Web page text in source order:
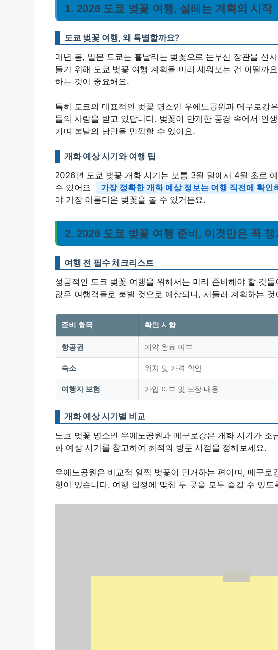
1. 2026 도쿄 벚꽃 여행, 설레는 계획의 시작
도쿄 벚꽃 여행, 왜 특별할까요?
매년 봄, 일본 도쿄는 흩날리는 벚꽃으로 눈부신 장관을 선
들기 위해 도쿄 벚꽃 여행 계획을 미리 세워보는 건 어떨까
하는 것이 중요해요.
특히 도쿄의 대표적인 벚꽃 명소인 우에노공원과 메구로강
들의 사랑을 받고 있답니다. 벚꽃이 만개한 풍경 속에서 인
기며 봄날의 낭만을 만끽할 수 있어요.
개화 예상 시기와 여행 팁
2026년 도쿄 벚꽃 개화 시기는 보통 3월 말에서 4월 초로
수 있어요.
가장 정확한 개화 예상 정보는 여행 직전에 확인
야 가장 아름다운 벚꽃을 볼 수 있거든요.
2. 2026 도쿄 벚꽃 여행 준비, 이것만은 꼭 챙
여행 전 필수 체크리스트
성공적인 도쿄 벚꽃 여행을 위해서는 미리 준비해야 할 것
많은 여행객들로 붐빌 것으로 예상되니, 서둘러 계획하는 것
준비 항목 확인 사항
항공권 예약 완료 여부
숙소 위치 및 가격 확인
여행자 보험 가입 여부 및 보장 내용
개화 예상 시기별 비교
도쿄 벚꽃 명소인 우에노공원과 메구로강은 개화 시기가
화 예상 시기를 참고하여 최적의 방문 시점을 정해보세요.
우에노공원은 비교적 일찍 벚꽃이 만개하는 편이며, 메구로
향이 있습니다. 여행 일정에 맞춰 두 곳을 모두 즐길 수 있도